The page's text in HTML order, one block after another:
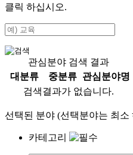
클릭 하십시오.
관심분야 검색 결과
대분류
중분류
관심분야명
검색결과가 없습니다.
선택된 분야 (선택분야는 최
카테고리